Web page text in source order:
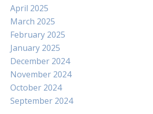
April 2025
March 2025
February 2025
January 2025
December 2024
November 2024
October 2024
September 2024